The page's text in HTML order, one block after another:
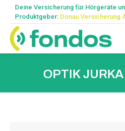
Deine Versicherung für Hörgeräte
Produktgeber: Donau Versicherung
OPTIK